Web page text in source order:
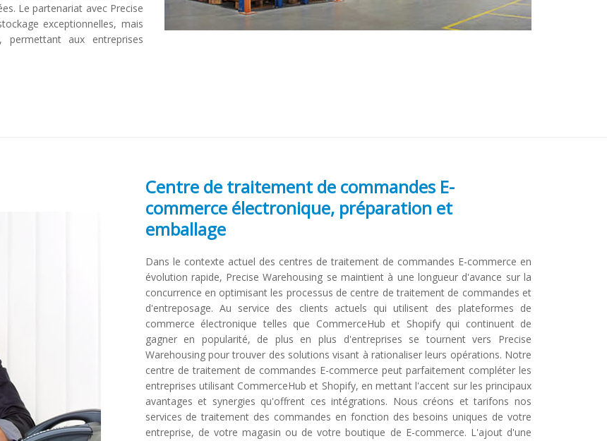
Le partenariat avec Precise
exceptionnelles, mais
permettant aux entreprises
Centre de traitement de commandes E-
commerce électronique, préparation et
emballage
Dans le contexte actuel des centres de traitement de commandes E-commerce en
évolution rapide, Precise Warehousing se maintient à une longueur d'avance sur la
concurrence en optimisant les processus de centre de traitement de commandes et
d'entreposage. Au service des clients actuels qui utilisent des plateformes de
commerce électronique telles que CommerceHub et Shopify qui continuent de
gagner en popularité, de plus en plus d'entreprises se tournent vers Precise
Warehousing pour trouver des solutions visant à rationaliser leurs opérations. Notre
centre de traitement de commandes E-commerce peut parfaitement compléter les
entreprises utilisant CommerceHub et Shopify, en mettant l'accent sur les principaux
avantages et synergies qu'offrent ces intégrations. Nous créons et tarifons nos
services de traitement des commandes en fonction des besoins uniques de votre
entreprise, de votre magasin ou de votre boutique de E-commerce. L'ajout d'une